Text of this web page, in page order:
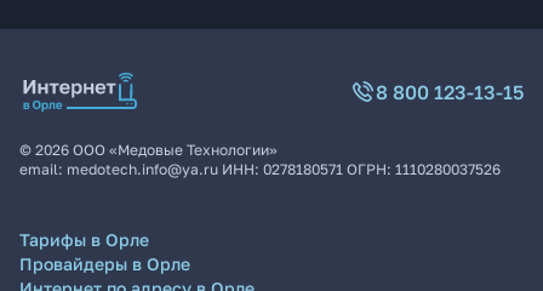
8 800 123-13-15
© 2026 ООО «Медовые Технологии»
email: medotech.info@ya.ru ИНН: 0278180571 ОГРН: 1110280037526
Тарифы в Орле
Провайдеры в Орле